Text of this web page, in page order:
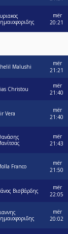
mër
20:21
Malushi
mër
21:21
Christou
mër
21:40
Vera
mër
21:40
mër
21:43
Franco
mër
21:50
Βισβάρδης
mër
22:05
mër
20:02